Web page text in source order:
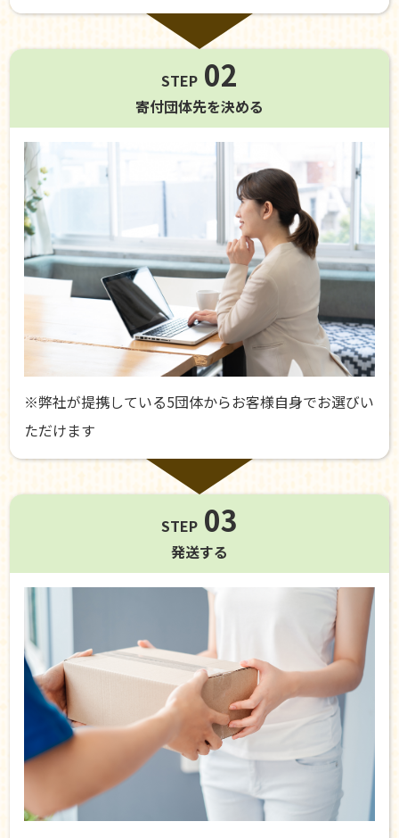
STEP 02
寄付団体先を決める
※弊社が提携している5団体からお客様自身でお選びい
ただけます
STEP 03
発送する